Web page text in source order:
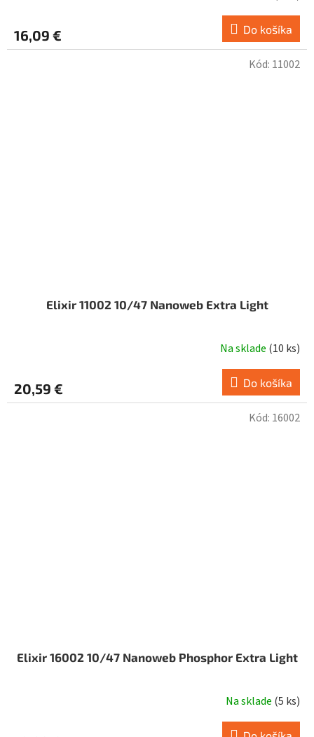
16,09 € Do košíka
Elixir 11002 10/47 Nanoweb Extra Light
Na sklade (10 ks)
20,59 € Do košíka
Kód: 11002
Elixir 16002 10/47 Nanoweb Phosphor Extra Light
Na sklade (5 ks)
Kód: 16002